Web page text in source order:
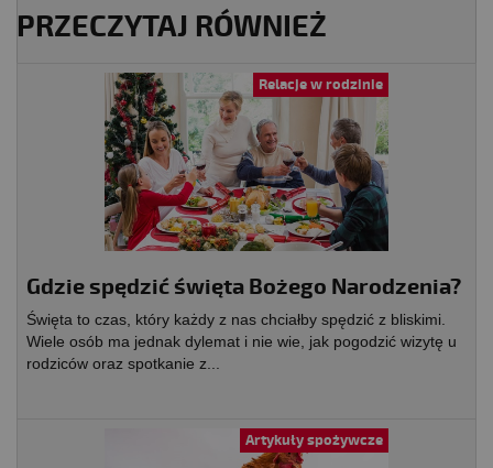
PRZECZYTAJ RÓWNIEŻ
Relacje w rodzinie
Gdzie spędzić święta Bożego Narodzenia?
Święta to czas, który każdy z nas chciałby spędzić z bliskimi.
Wiele osób ma jednak dylemat i nie wie, jak pogodzić wizytę u
rodziców oraz spotkanie z...
Artykuły spożywcze